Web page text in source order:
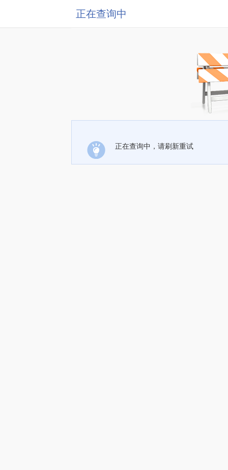
正在查询中
正在查询中，请刷新重试